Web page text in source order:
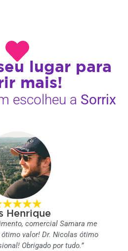
lugar para
mais!
escolheu a Sorrix
Henrique
comercial Samara me
valor! Dr. Nicolas ótimo
Obrigado por tudo.”